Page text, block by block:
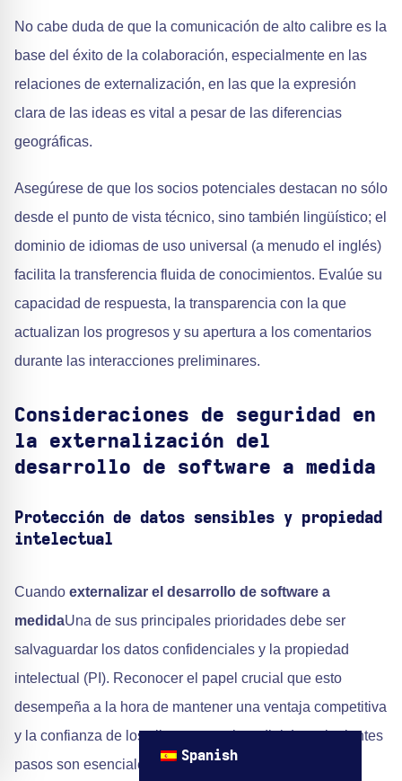
No cabe duda de que la comunicación de alto calibre es la
base del éxito de la colaboración, especialmente en las
relaciones de externalización, en las que la expresión
clara de las ideas es vital a pesar de las diferencias
geográficas.
Asegúrese de que los socios potenciales destacan no sólo
desde el punto de vista técnico, sino también lingüístico; el
dominio de idiomas de uso universal (a menudo el inglés)
facilita la transferencia fluida de conocimientos. Evalúe su
capacidad de respuesta, la transparencia con la que
actualizan los progresos y su apertura a los comentarios
durante las interacciones preliminares.
Consideraciones de seguridad en
la externalización del
desarrollo de software a medida
Protección de datos sensibles y propiedad
intelectual
Cuando externalizar el desarrollo de software a
medidaUna de sus principales prioridades debe ser
salvaguardar los datos confidenciales y la propiedad
intelectual (PI). Reconocer el papel crucial que esto
desempeña a la hora de mantener una ventaja competitiva
y la confianza de los clientes es primordial. Los siguientes
pasos son esenciales para garantizar que sus activos
Spanish